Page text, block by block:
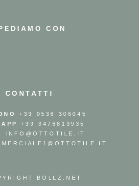
CON
CONTATTI
+39 0536 306045
+39 3476813935
INFO@OTTOTILE.IT
BOLLZ.NET